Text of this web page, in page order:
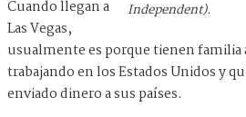
Independent).
Cuando llegan a
Las Vegas,
usualmente es porque tienen familia
trabajando en los Estados Unidos y
enviado dinero a sus países.